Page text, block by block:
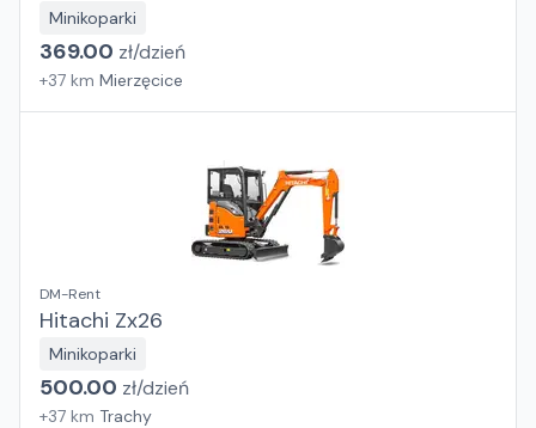
Minikoparki
369.00 zł/dzień
+37 km Mierzęcice
DM-Rent
Hitachi Zx26
Minikoparki
500.00 zł/dzień
+37 km Trachy